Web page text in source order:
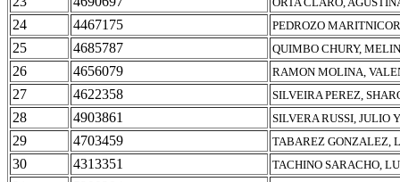
24 4467175 PEDROZO
25 4685787 QUIMBO CHURY,
26 4656079 RAMON MOLINA,
27 4622358 SILVEIRA PEREZ,
28 4903861 SILVERA RUSSI, JULIO
29 4703459 TABAREZ GONZALEZ,
30 4313351 TACHINO SARACHO,